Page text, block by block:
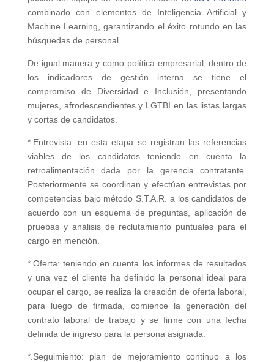
combinado con elementos de Inteligencia Artificial y
Machine Learning, garantizando el éxito rotundo en las
búsquedas de personal.
De igual manera y como política empresarial, dentro de
los indicadores de gestión interna se tiene el
compromiso de Diversidad e Inclusión, presentando
mujeres, afrodescendientes y LGTBI en las listas largas
y cortas de candidatos.
*.Entrevista: en esta etapa se registran las referencias
viables de los candidatos teniendo en cuenta la
retroalimentación dada por la gerencia contratante.
Posteriormente se coordinan y efectúan entrevistas por
competencias bajo método S.T.A.R. a los candidatos de
acuerdo con un esquema de preguntas, aplicación de
pruebas y análisis de reclutamiento puntuales para el
cargo en mención.
*.Oferta: teniendo en cuenta los informes de resultados
y una vez el cliente ha definido la personal ideal para
ocupar el cargo, se realiza la creación de oferta laboral,
para luego de firmada, comience la generación del
contrato laboral de trabajo y se firme con una fecha
definida de ingreso para la persona asignada.
*.Seguimiento: plan de mejoramiento continuo a los